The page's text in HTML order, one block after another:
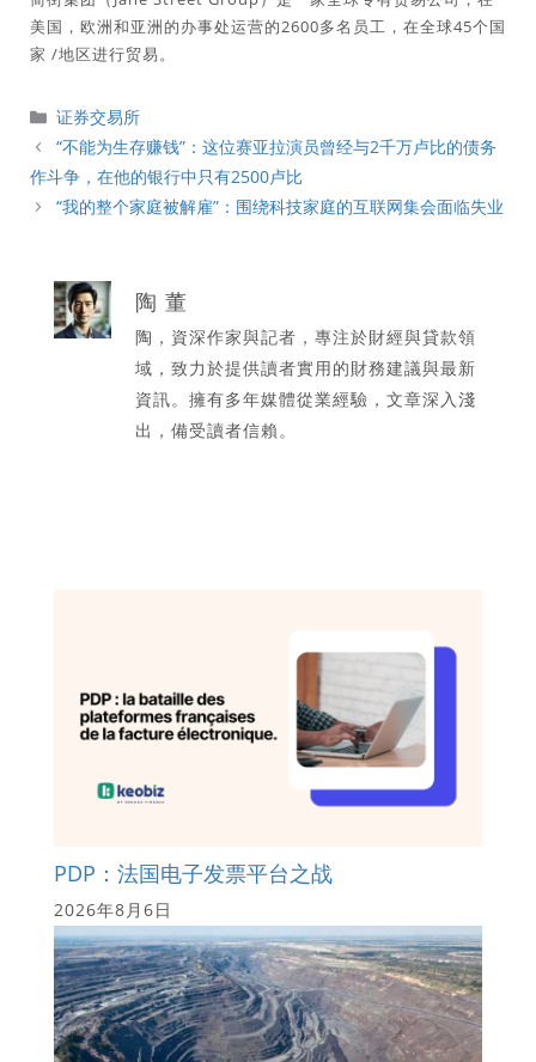
美国，欧洲和亚洲的办事处运营的2600多名员工，在全球45个国
家 /地区进行贸易。
分
類
证券交易所
“不能为生存赚钱”：这位赛亚拉演员曾经与2千万卢比的债务
作斗争，在他的银行中只有2500卢比
“我的整个家庭被解雇”：围绕科技家庭的互联网集会面临失业
陶 董
陶，資深作家與記者，專注於財經與貸款領
域，致力於提供讀者實用的財務建議與最新
資訊。擁有多年媒體從業經驗，文章深入淺
出，備受讀者信賴。
PDP：法国电子发票平台之战
2026年8月6日